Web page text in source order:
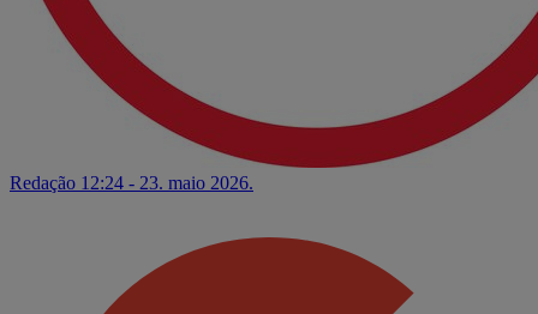
Redação 12:24 - 23. maio 2026.